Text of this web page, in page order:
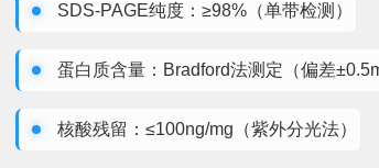
SDS-PAGE纯度：≥98%（单带检测）
蛋白质含量：Bradford法测定（偏差
核酸残留：≤100ng/mg（紫外分光法）